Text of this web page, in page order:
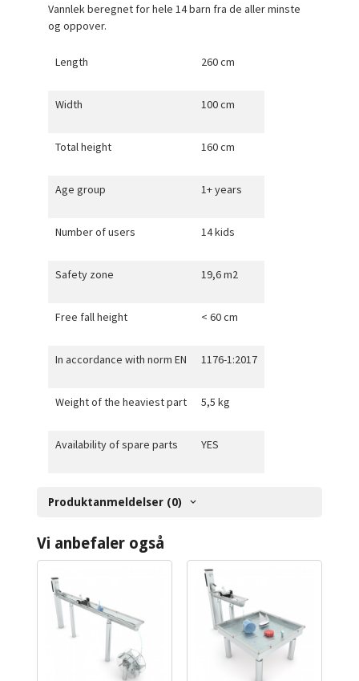
Vannlek beregnet for hele 14 barn fra de aller minste
og oppover.
Length 260 cm
Width 100 cm
Total height 160 cm
Age group 1+ years
Number of users 14 kids
Safety zone 19,6 m2
Free fall height < 60 cm
In accordance with norm EN 1176-1:2017
Weight of the heaviest part 5,5 kg
Availability of spare parts YES
Produktanmeldelser (0)
Vi anbefaler også